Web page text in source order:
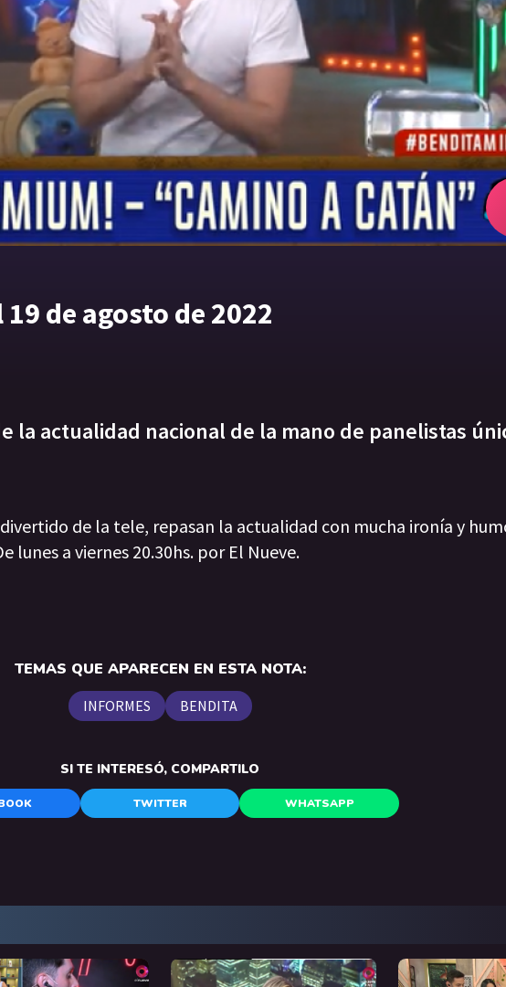
de agosto de 2022
la actualidad nacional de la mano de panelistas
de la tele, repasan la actualidad con mucha ironía y
lunes a viernes 20.30hs. por El Nueve.
TEMAS QUE APARECEN EN ESTA NOTA:
INFORMES BENDITA
SI TE INTERESÓ, COMPARTILO
TWITTER WHATSAPP